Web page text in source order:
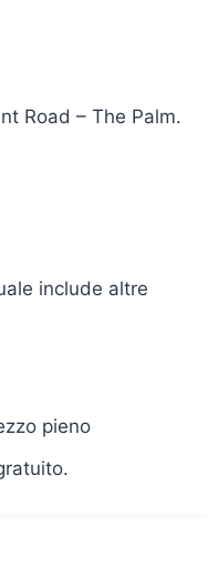
Road – The Palm.
include altre
pieno